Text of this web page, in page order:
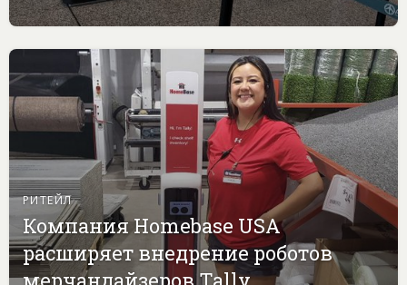
РИТЕЙЛ
Компания Homebase USA
расширяет внедрение роботов